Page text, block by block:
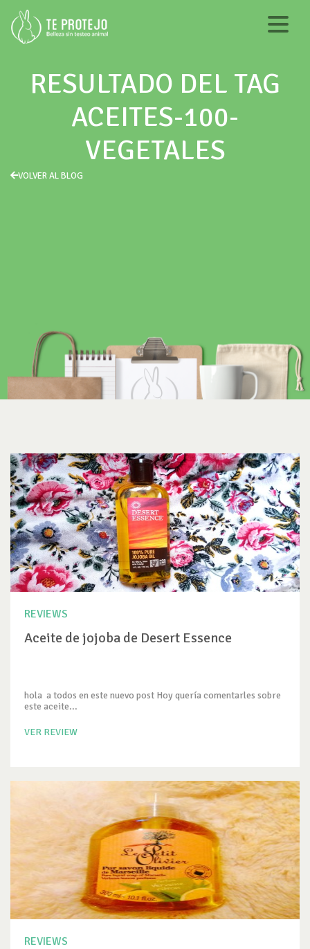
RESULTADO DEL TAG
ACEITES-100-
VEGETALES
VOLVER AL BLOG
REVIEWS
Aceite de jojoba de Desert Essence
hola a todos en este nuevo post Hoy quería comentarles sobre
este aceite...
VER REVIEW
REVIEWS